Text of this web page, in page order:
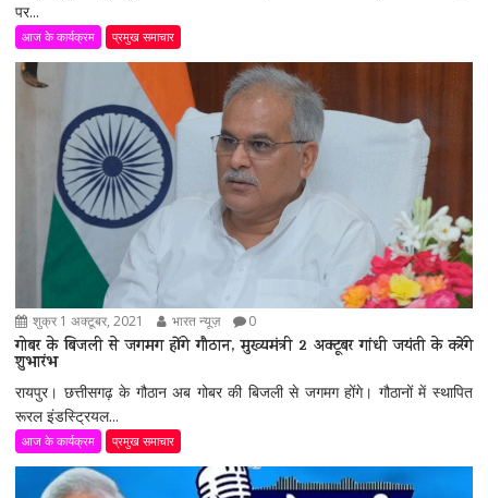
पर...
आज के कार्यक्रम प्रमुख समाचार
शुक्र 1 अक्टूबर, 2021 भारत न्यूज़ 0
गोबर के बिजली से जगमग होंगे गौठान, मुख्यमंत्री 2 अक्टूबर गांधी जयंती के करेंगे
शुभारंभ
रायपुर। छत्तीसगढ़ के गौठान अब गोबर की बिजली से जगमग होंगे। गौठानों में स्थापित
रूरल इंडस्ट्रियल...
आज के कार्यक्रम प्रमुख समाचार